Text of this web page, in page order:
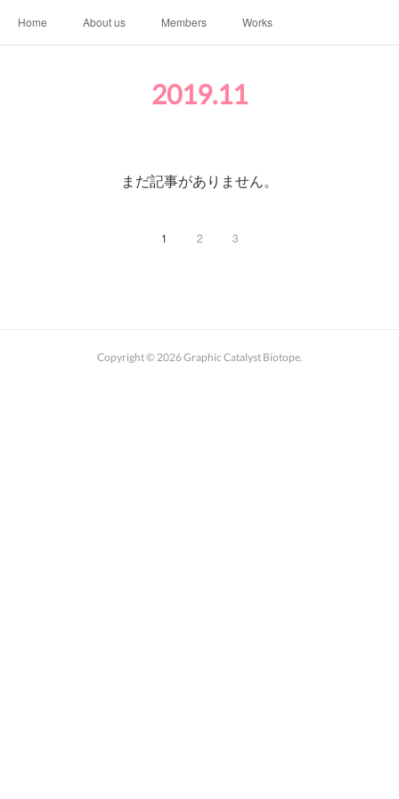
Home About us Members Works
2019.11
まだ記事がありません。
1 2 3
Copyright © 2026Graphic Catalyst Biotope.